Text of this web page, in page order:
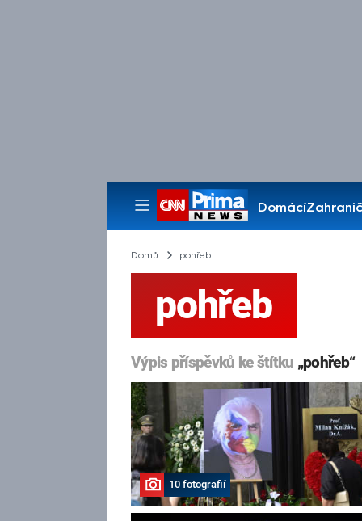
Domácí
Pořady
Domů pohřeb
pohřeb
Výpis příspěvků ke štítku „pohřeb“
10 fotografií